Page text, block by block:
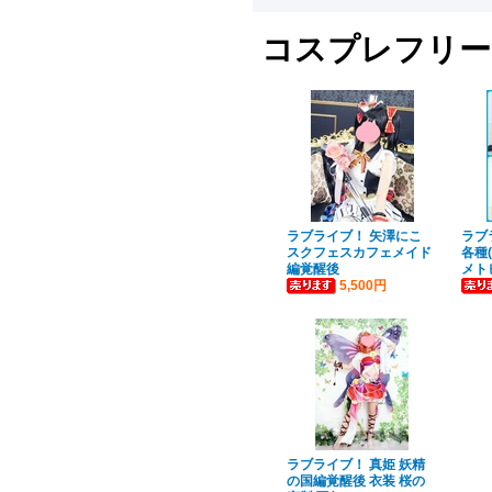
コスプレフリ
ラブライブ！ 矢澤にこ
スクフェスカフェメイド
編覚醒後
5,500円
ラブ
各種
メト
ラブライブ！ 真姫 妖精
の国編覚醒後 衣装 桜の